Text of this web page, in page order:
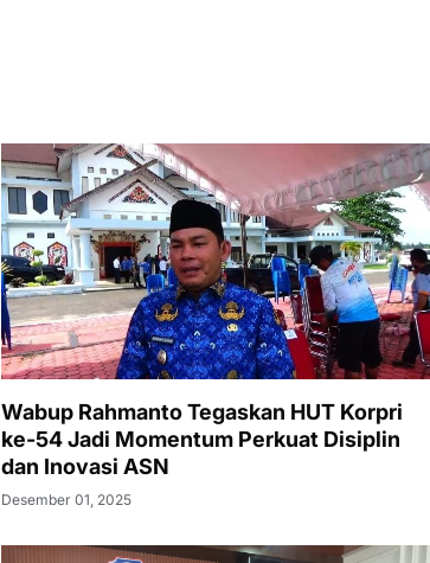
Wabup Rahmanto Tegaskan HUT Korpri
ke-54 Jadi Momentum Perkuat Disiplin
dan Inovasi ASN
Desember 01, 2025